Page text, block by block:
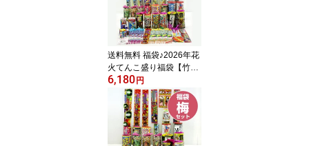
送料無料 福袋♪2026年花
火てんこ盛り福袋【竹】
花火セット
6,180 円